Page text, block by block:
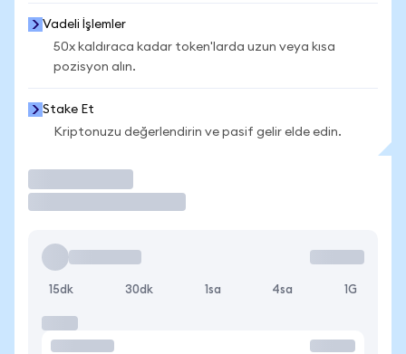
Vadeli İşlemler
50x kaldıraca kadar token'larda uzun veya kısa
pozisyon alın.
Stake Et
Kriptonuzu değerlendirin ve pasif gelir elde edin.
15dk 30dk 1sa 4sa 1G